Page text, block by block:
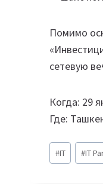
Помимо
сетевую
Когда: 29
Где:
Метки
записи:
#IT #IT